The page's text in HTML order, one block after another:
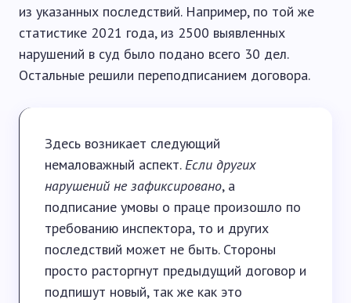
из указанных последствий. Например, по той же
статистике 2021 года, из 2500 выявленных
нарушений в суд было подано всего 30 дел.
Остальные решили переподписанием договора.
Здесь возникает следующий
немаловажный аспект.Если других
нарушений не зафиксировано, а
подписание умовы о праце произошло по
требованию инспектора, то и других
последствий может не быть. Стороны
просто расторгнут предыдущий договор и
подпишут новый, так же как это